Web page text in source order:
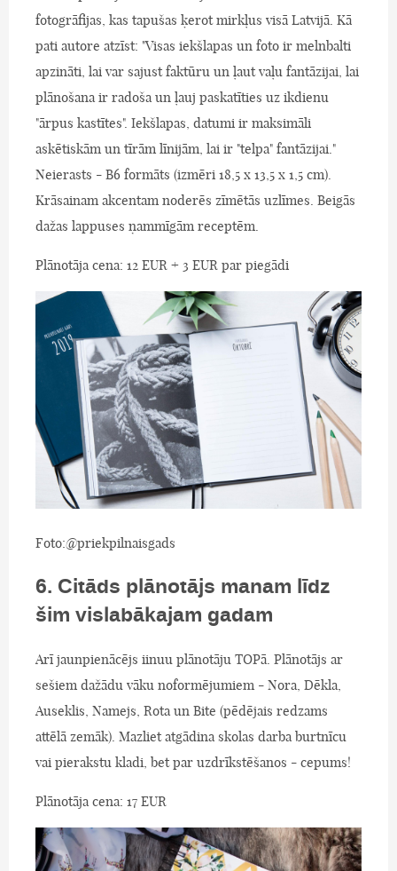
fotogrāfijas, kas tapušas ķerot mirkļus visā Latvijā. Kā
pati autore atzīst: "Visas iekšlapas un foto ir melnbalti
apzināti, lai var sajust faktūru un ļaut vaļu fantāzijai, lai
plānošana ir radoša un ļauj paskatīties uz ikdienu
"ārpus kastītes". Iekšlapas, datumi ir maksimāli
askētiskām un tīrām līnijām, lai ir "telpa" fantāzijai."
Neierasts - B6 formāts (izmēri 18,5 x 13,5 x 1,5 cm).
Krāsainam akcentam noderēs zīmētās uzlīmes. Beigās
dažas lappuses ņammīgām receptēm.
Plānotāja cena: 12 EUR + 3 EUR par piegādi
Foto:@priekpilnaisgads
6. Citāds plānotājs manam līdz
šim vislabākajam gadam
Arī jaunpienācējs iinuu plānotāju TOPā. Plānotājs ar
sešiem dažādu vāku noformējumiem - Nora, Dēkla,
Auseklis, Namejs, Rota un Bite (pēdējais redzams
attēlā zemāk). Mazliet atgādina skolas darba burtnīcu
vai pierakstu kladi, bet par uzdrīkstēšanos - cepums!
Plānotāja cena: 17 EUR